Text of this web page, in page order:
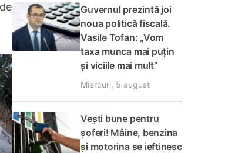
Guvernul prezintă joi
noua politică fiscală.
Vasile Tofan: „Vom
taxa munca mai puțin
și viciile mai mult”
Miercuri, 5 august
Vești bune pentru
șoferi! Mâine, benzina
și motorina se ieftinesc